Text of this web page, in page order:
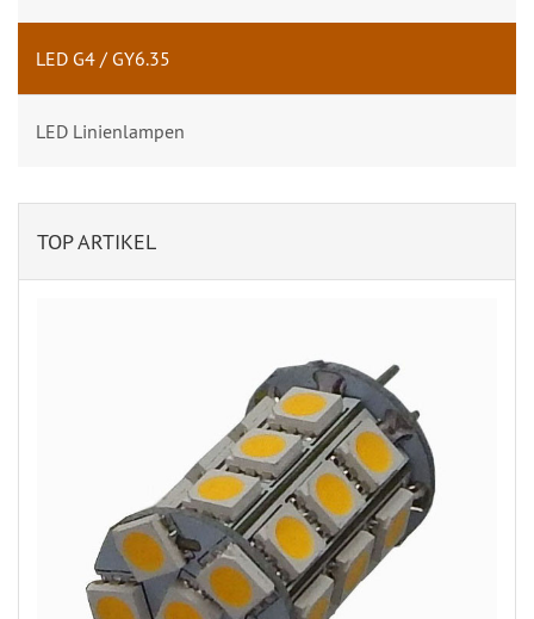
LED G4 / GY6.35
LED Linienlampen
TOP ARTIKEL